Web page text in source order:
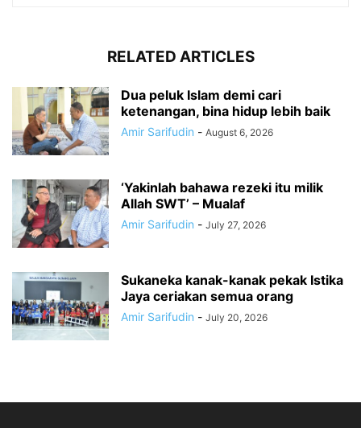
RELATED ARTICLES
Dua peluk Islam demi cari
ketenangan, bina hidup lebih baik
Amir Sarifudin - August 6, 2026
‘Yakinlah bahawa rezeki itu milik
Allah SWT’ – Mualaf
Amir Sarifudin - July 27, 2026
Sukaneka kanak-kanak pekak Istika
Jaya ceriakan semua orang
Amir Sarifudin - July 20, 2026